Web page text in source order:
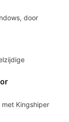
door
Kingshiper